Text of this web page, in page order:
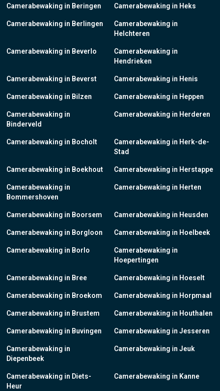
Camerabewaking in Beringen
Camerabewaking in Berlingen
Camerabewaking in Beverlo
Camerabewaking in Beverst
Camerabewaking in Bilzen
Camerabewaking in
Binderveld
Camerabewaking in Bocholt
Camerabewaking in Boekhout
Camerabewaking in
Bommershoven
Camerabewaking in Boorsem
Camerabewaking in Borgloon
Camerabewaking in Borlo
Camerabewaking in Bree
Camerabewaking in Broekom
Camerabewaking in Brustem
Camerabewaking in Buvingen
Camerabewaking in
Diepenbeek
Camerabewaking in Diets-
Heur
Camerabewaking in Heks
Camerabewaking in
Helchteren
Camerabewaking in
Hendrieken
Camerabewaking in Henis
Camerabewaking in Heppen
Camerabewaking in Herderen
Camerabewaking in Herk-de-
Stad
Camerabewaking in Herstappe
Camerabewaking in Herten
Camerabewaking in Heusden
Camerabewaking in Hoelbeek
Camerabewaking in
Hoepertingen
Camerabewaking in Hoeselt
Camerabewaking in Horpmaal
Camerabewaking in Houthalen
Camerabewaking in Jesseren
Camerabewaking in Jeuk
Camerabewaking in Kanne